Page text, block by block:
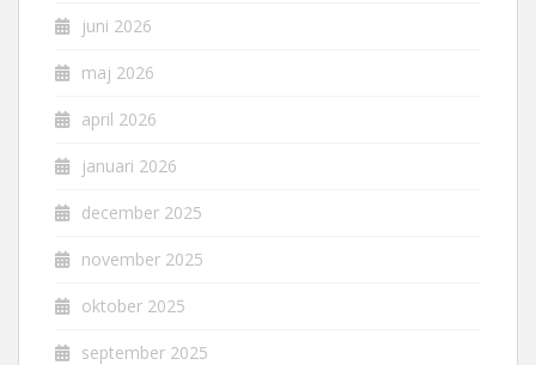
juni 2026
maj 2026
april 2026
januari 2026
december 2025
november 2025
oktober 2025
september 2025